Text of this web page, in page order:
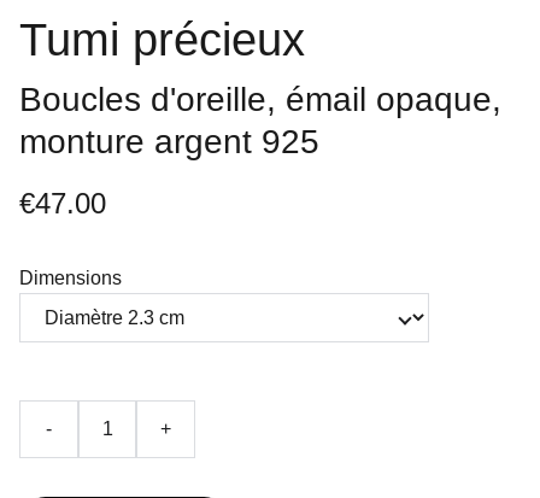
Tumi précieux
Boucles d'oreille, émail opaque,
monture argent 925
€47.00
Dimensions
- +